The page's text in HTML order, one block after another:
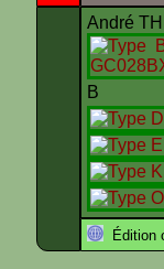
André
Édition